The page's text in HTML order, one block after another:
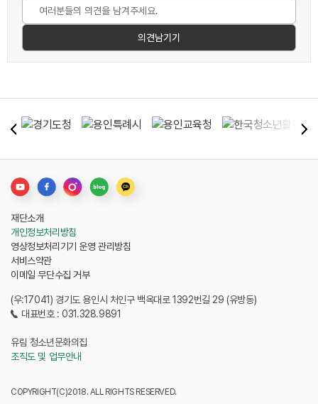
(우:17041) 경기도 용인시 처인구 백옥대로 1392번길 29 (유방동)
대표번호 : 031.328.9891
유림 청소년문화의집
조직도 및 업무안내
COPYRIGHT(C)2018. ALL RIGHTS RESERVED.
재단소개
개인정보처리방침
영상정보처리기기 운영 관리방침
서비스약관
이메일 무단수집 거부